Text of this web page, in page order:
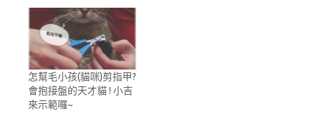
怎幫毛小孩(貓咪)剪指甲?
會抱接盤的天才貓 ! 小吉
來示範囉~